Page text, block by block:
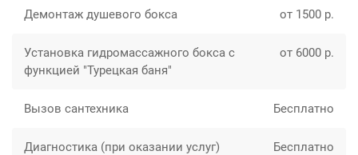
Демонтаж душевого бокса от 1500 р.
Установка гидромассажного бокса с
функцией "Турецкая баня"
от 6000 р.
Вызов сантехника Бесплатно
Диагностика (при оказании услуг) Бесплатно